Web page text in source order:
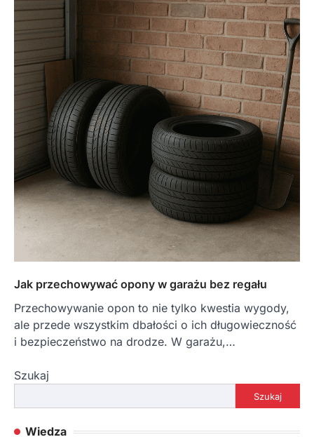
Jak przechowywać opony w garażu bez regału
Przechowywanie opon to nie tylko kwestia wygody,
ale przede wszystkim dbałości o ich długowieczność
i bezpieczeństwo na drodze. W garażu,…
Szukaj
Szukaj
Wiedza